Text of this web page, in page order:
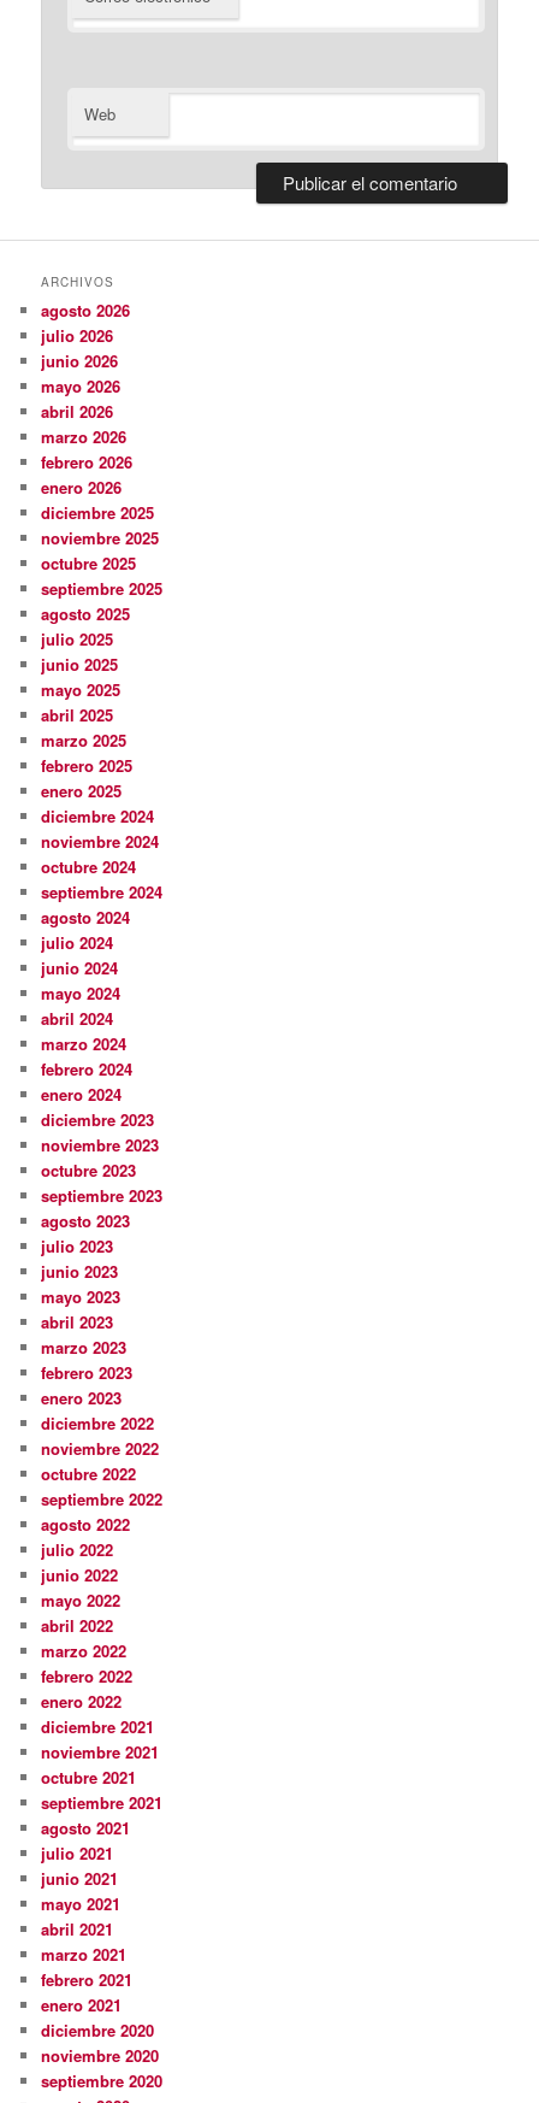
Web
ARCHIVOS
agosto 2026
julio 2026
junio 2026
mayo 2026
abril 2026
marzo 2026
febrero 2026
enero 2026
diciembre 2025
noviembre 2025
octubre 2025
septiembre 2025
agosto 2025
julio 2025
junio 2025
mayo 2025
abril 2025
marzo 2025
febrero 2025
enero 2025
diciembre 2024
noviembre 2024
octubre 2024
septiembre 2024
agosto 2024
julio 2024
junio 2024
mayo 2024
abril 2024
marzo 2024
febrero 2024
enero 2024
diciembre 2023
noviembre 2023
octubre 2023
septiembre 2023
agosto 2023
julio 2023
junio 2023
mayo 2023
abril 2023
marzo 2023
febrero 2023
enero 2023
diciembre 2022
noviembre 2022
octubre 2022
septiembre 2022
agosto 2022
julio 2022
junio 2022
mayo 2022
abril 2022
marzo 2022
febrero 2022
enero 2022
diciembre 2021
noviembre 2021
octubre 2021
septiembre 2021
agosto 2021
julio 2021
junio 2021
mayo 2021
abril 2021
marzo 2021
febrero 2021
enero 2021
diciembre 2020
noviembre 2020
septiembre 2020